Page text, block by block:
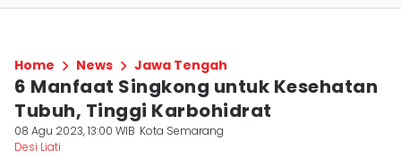
Home News Jawa Tengah
6 Manfaat Singkong untuk Kesehatan
Tubuh, Tinggi Karbohidrat
08 Agu 2023, 13:00 WIB Kota Semarang
Desi Liati